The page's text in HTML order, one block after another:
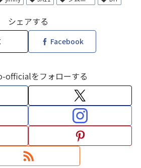
シェアする
Facebook
officialをフォローする